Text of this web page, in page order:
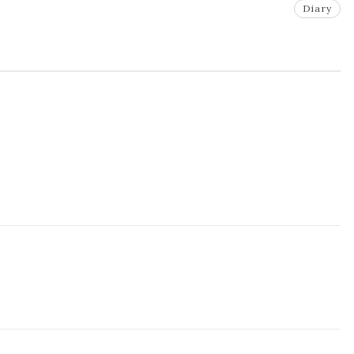
Diary